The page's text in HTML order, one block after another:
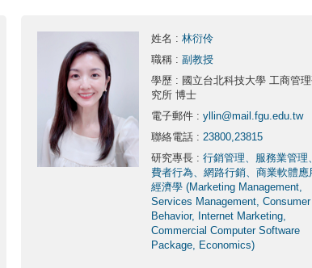
姓名 : 林衍伶
職稱 : 副教授
學歷 : 國立台北科技大學 工商管
究所 博士
電子郵件 : yllin@mail.fgu.edu.tw
聯絡電話 : 23800,23815
研究專長 : 行銷管理、服務業管理
費者行為、網路行銷、商業軟體應
經濟學 (Marketing Management,
Services Management, Consumer
Behavior, Internet Marketing,
Commercial Computer Software
Package, Economics)